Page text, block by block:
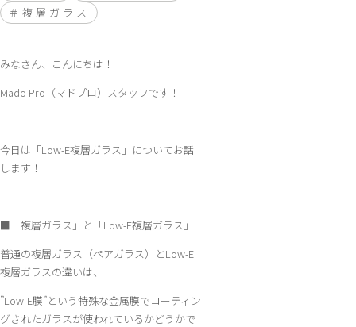
複層ガラス
みなさん、こんにちは！
Mado Pro（マドプロ）スタッフです！
今日は「Low-E複層ガラス」についてお話
します！
■「複層ガラス」と「Low-E複層ガラス」
普通の複層ガラス（ペアガラス）とLow-E
複層ガラスの違いは、
”Low-E膜”という特殊な金属膜でコーティン
グされたガラスが使われているかどうかで